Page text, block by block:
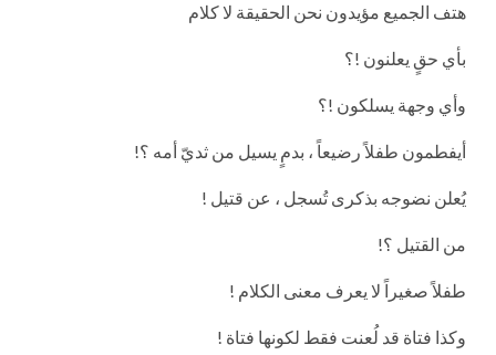
هتف الجميع مؤيدون نحن الحقيقة لا كلام
بأي حقٍ يعلنون !؟
وأي وجهة يسلكون !؟
أيفطمون طفلاً رضيعاً ، بدمٍ يسيل من ثديّ أمه ؟!
يُعلن نضوجه بذكرى تُسجل ، عن قتيل !
من القتيل ؟!
طفلاً صغيراً لا يعرف معنى الكلام !
وكذا فتاة قد لُعنت فقط لكونها فتاة !